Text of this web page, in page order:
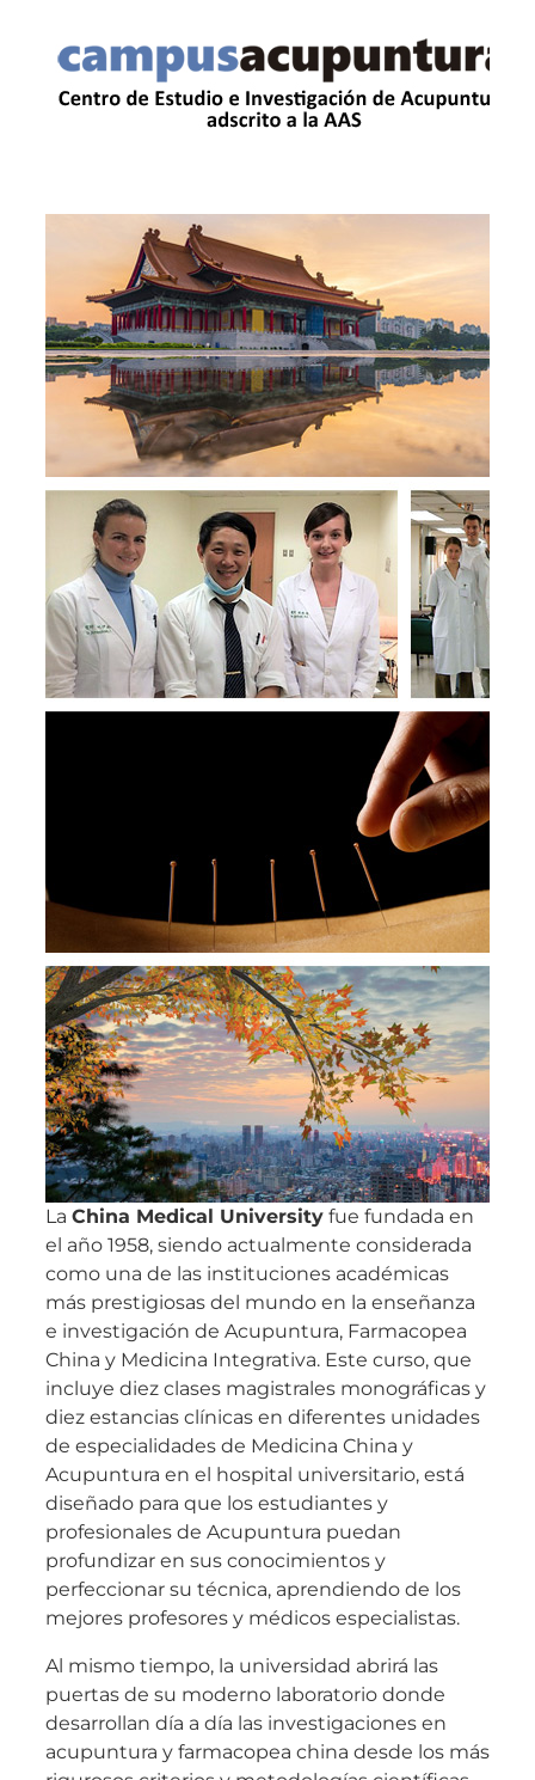
La China Medical University fue fundada en
el año 1958, siendo actualmente considerada
como una de las instituciones académicas
más prestigiosas del mundo en la enseñanza
e investigación de Acupuntura, Farmacopea
China y Medicina Integrativa. Este curso, que
incluye diez clases magistrales monográficas y
diez estancias clínicas en diferentes unidades
de especialidades de Medicina China y
Acupuntura en el hospital universitario, está
diseñado para que los estudiantes y
profesionales de Acupuntura puedan
profundizar en sus conocimientos y
perfeccionar su técnica, aprendiendo de los
mejores profesores y médicos especialistas.
Al mismo tiempo, la universidad abrirá las
puertas de su moderno laboratorio donde
desarrollan día a día las investigaciones en
acupuntura y farmacopea china desde los más